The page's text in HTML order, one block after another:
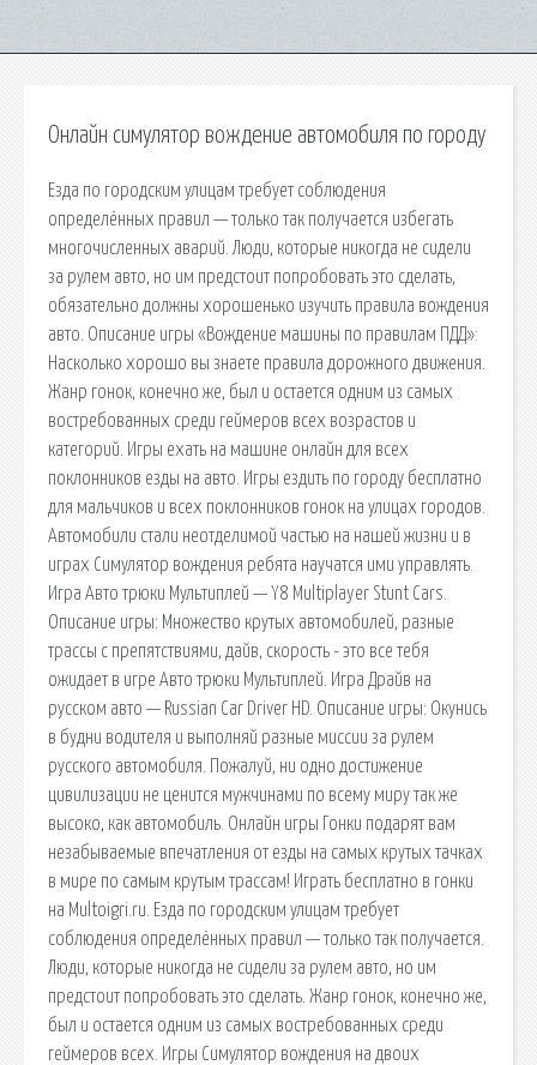
Онлайн симулятор вождение автомобиля по городу
Езда по городским улицам требует соблюдения
определённых правил — только так получается избегать
многочисленных аварий. Люди, которые никогда не сидели
за рулем авто, но им предстоит попробовать это сделать,
обязательно должны хорошенько изучить правила вождения
авто. Описание игры «Вождение машины по правилам ПДД»:
Насколько хорошо вы знаете правила дорожного движения.
Жанр гонок, конечно же, был и остается одним из самых
востребованных среди геймеров всех возрастов и
категорий. Игры ехать на машине онлайн для всех
поклонников езды на авто. Игры ездить по городу бесплатно
для мальчиков и всех поклонников гонок на улицах городов.
Автомобили стали неотделимой частью на нашей жизни и в
играх Симулятор вождения ребята научатся ими управлять.
Игра Авто трюки Мультиплей — Y8 Multiplayer Stunt Cars.
Описание игры: Множество крутых автомобилей, разные
трассы с препятствиями, дайв, скорость - это все тебя
ожидает в игре Авто трюки Мультиплей. Игра Драйв на
русском авто — Russian Car Driver HD. Описание игры: Окунись
в будни водителя и выполняй разные миссии за рулем
русского автомобиля. Пожалуй, ни одно достижение
цивилизации не ценится мужчинами по всему миру так же
высоко, как автомобиль. Онлайн игры Гонки подарят вам
незабываемые впечатления от езды на самых крутых тачках
в мире по самым крутым трассам! Играть бесплатно в гонки
на Multoigri.ru. Езда по городским улицам требует
соблюдения определённых правил — только так получается.
Люди, которые никогда не сидели за рулем авто, но им
предстоит попробовать это сделать. Жанр гонок, конечно же,
был и остается одним из самых востребованных среди
геймеров всех. Игры Симулятор вождения на двоих